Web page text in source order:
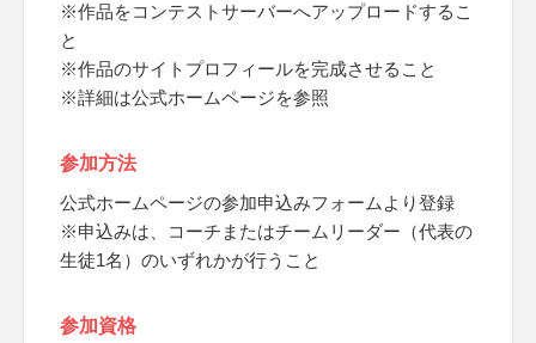
※作品をコンテストサーバーへアップロードするこ
と
※作品のサイトプロフィールを完成させること
※詳細は公式ホームページを参照
参加方法
公式ホームページの参加申込みフォームより登録
※申込みは、コーチまたはチームリーダー（代表の
生徒1名）のいずれかが行うこと
参加資格